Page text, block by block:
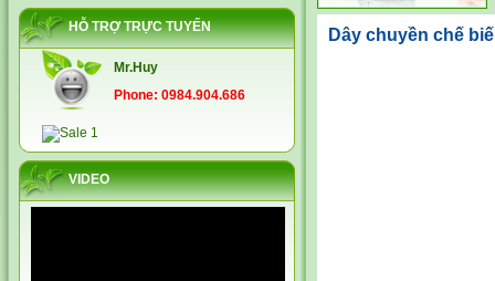
HỖ TRỢ TRỰC TUYẾN
Mr.Huy
Phone: 0984.904.686
VIDEO
Dây chuyền chế